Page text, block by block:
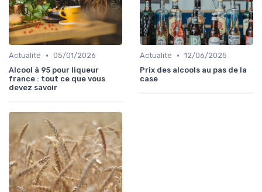
Actualité • 05/01/2026
Alcool à 95 pour liqueur
france : tout ce que vous
devez savoir
Actualité • 12/06/2025
Prix des alcools au pas de la
case